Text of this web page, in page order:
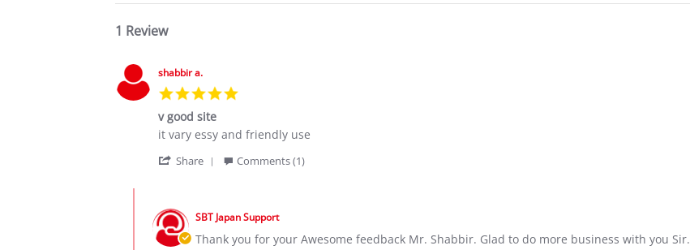
1 Review
shabbir a.
v good site
Review
shabbir
Dec
2020
review
v
it vary essy and friendly use
Share
shabbir
a.
on
Comments (1)
Store
Owner
SBT Japan Support
Thank you for your Awesome feedback Mr. Shabbir. Glad to do more business with you Sir.